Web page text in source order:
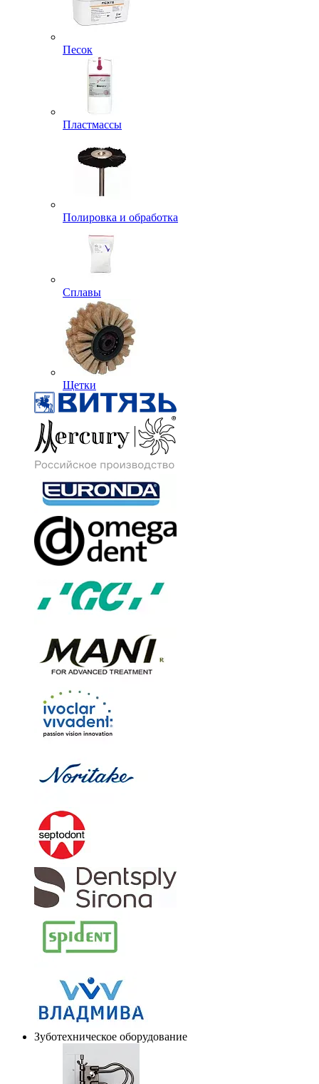
Песок
Пластмассы
Полировка и обработка
Сплавы
Щетки
Зуботехническое оборудование